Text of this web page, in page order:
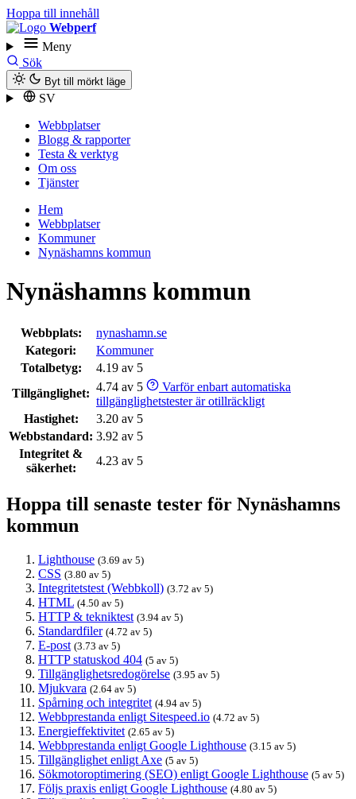
Hoppa till innehåll
Webperf
Meny
Sök
Byt till mörkt läge
SV
Webbplatser
Blogg & rapporter
Testa & verktyg
Om oss
Tjänster
Hem
Webbplatser
Kommuner
Nynäshamns kommun
Nynäshamns kommun
Webbplats:
nynashamn.se
Kategori:
Kommuner
Totalbetyg:
4.19 av 5
Tillgänglighet: 4.74 av 5
Varför enbart automatiska
tillgänglighetstester är otillräckligt
Hastighet:
3.20 av 5
Webbstandard: 3.92 av 5
Integritet &
säkerhet:
4.23 av 5
Hoppa till senaste tester för Nynäshamns
kommun
Lighthouse (3.69 av 5)
CSS (3.80 av 5)
Integritetstest (Webbkoll) (3.72 av 5)
HTML (4.50 av 5)
HTTP & tekniktest (3.94 av 5)
Standardfiler (4.72 av 5)
E-post (3.73 av 5)
HTTP statuskod 404 (5 av 5)
Tillgänglighetsredogörelse (3.95 av 5)
Mjukvara (2.64 av 5)
Spårning och integritet (4.94 av 5)
Webbprestanda enligt Sitespeed.io (4.72 av 5)
Energieffektivitet (2.65 av 5)
Webbprestanda enligt Google Lighthouse (3.15 av 5)
Tillgänglighet enligt Axe (5 av 5)
Sökmotoroptimering (SEO) enligt Google Lighthouse (5 av 5)
Följs praxis enligt Google Lighthouse (4.80 av 5)